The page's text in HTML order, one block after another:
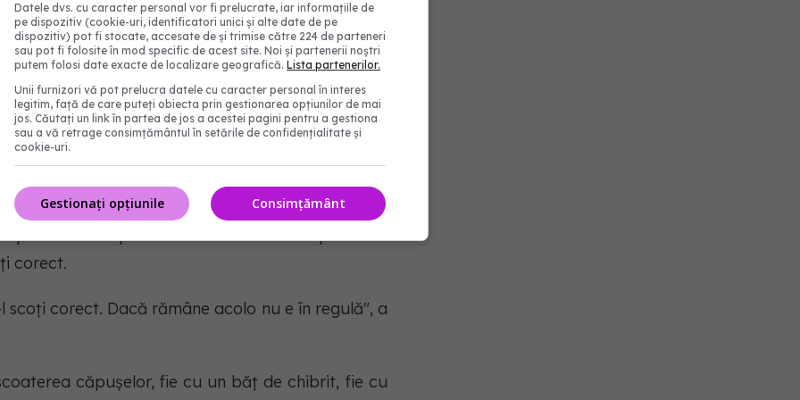
și nu sare, dar o găsim peste tot pe unde
fi în grădina de lângă casă.
toată lumea, este ca în momentul în care venim
din cap până în picioare. Pentru că se spune
dacă o scoți în întregime, și dacă lucrul acesta s-
problemă. Important e să nu rămână o perioadă
corect.
corect. Dacă rămâne acolo nu e în regulă", a
căpușelor, fie cu un băț de chibrit, fie cu
Datele dvs. cu caracter personal vor fi prelucrate, iar informațiile de
pe dispozitiv (cookie-uri, identificatori unici și alte date de pe
dispozitiv) pot fi stocate, accesate de și trimise către 224 de parteneri
sau pot fi folosite în mod specific de acest site. Noi și partenerii noștri
putem folosi date exacte de localizare geografică. Lista partenerilor.
Unii furnizori vă pot prelucra datele cu caracter personal în interes
legitim, față de care puteți obiecta prin gestionarea opțiunilor de mai
jos. Căutați un link în partea de jos a acestei pagini pentru a gestiona
sau a vă retrage consimțământul în setările de confidențialitate și
cookie-uri.
Consimțământ
Gestionați opțiunile